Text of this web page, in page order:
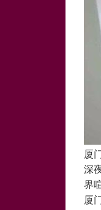
厦
深
界
厦